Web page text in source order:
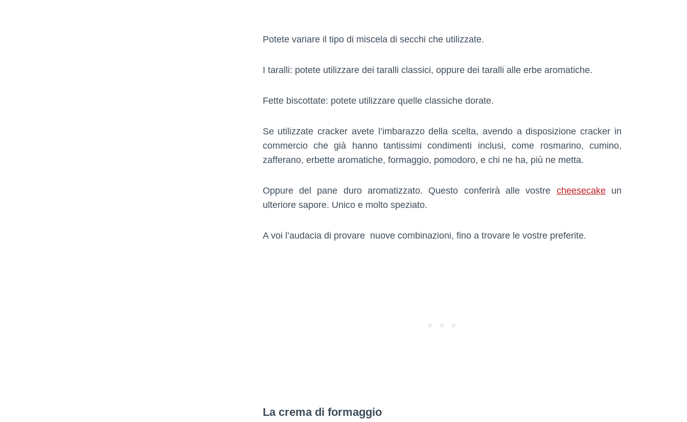
Potete variare il tipo di miscela di secchi che utilizzate.
I taralli: potete utilizzare dei taralli classici, oppure dei taralli alle erbe aromatiche.
Fette biscottate: potete utilizzare quelle classiche dorate.
Se utilizzate cracker avete l’imbarazzo della scelta, avendo a disposizione cracker in
commercio che già hanno tantissimi condimenti inclusi, come rosmarino, cumino,
zafferano, erbette aromatiche, formaggio, pomodoro, e chi ne ha, più ne metta.
Oppure del pane duro aromatizzato. Questo conferirà alle vostre cheesecakeun
ulteriore sapore. Unico e molto speziato.
A voi l’audacia di provare nuove combinazioni, fino a trovare le vostre preferite.
La crema di formaggio